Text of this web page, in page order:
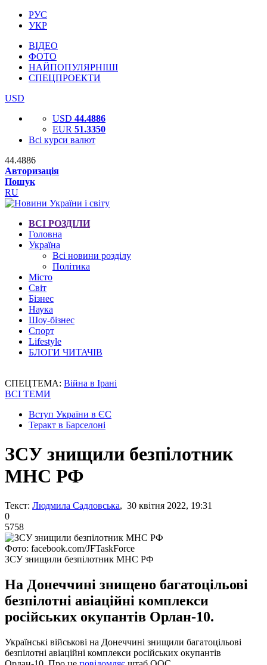
РУС
УКР
ВІДЕО
ФОТО
НАЙПОПУЛЯРНІШІ
СПЕЦПРОЕКТИ
USD
USD 44.4886
EUR 51.3350
Всі курси валют
44.4886
Авторизація
Пошук
RU
ВСІ РОЗДІЛИ
Головна
Україна
Всі новини розділу
Політика
Місто
Світ
Бізнес
Наука
Шоу-бізнес
Спорт
Lifestyle
БЛОГИ ЧИТАЧІВ
СПЕЦТЕМА: Війна в Ірані
ВСІ ТЕМИ
Вступ України в ЄС
Теракт в Барселоні
ЗСУ знищили безпілотник
МНС РФ
Текст: Людмила Садловська, 30 квітня 2022, 19:31
0
5758
Фото: facebook.com/JFTaskForce
ЗСУ знищили безпілотник МНС РФ
На Донеччині знищено багатоцільові
безпілотні авіаційні комплекси
російських окупантів Орлан-10.
Українські військові на Донеччині знищили багатоцільові
безпілотні авіаційні комплекси російських окупантів